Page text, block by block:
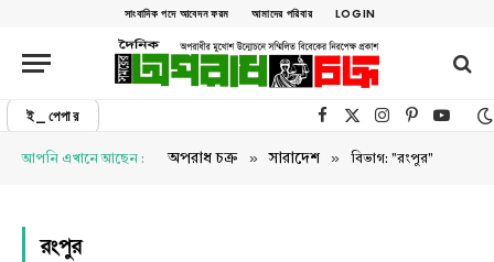
সাংবাদিক পদে আবেদন ফরম আমাদের পরিবার LOGIN
ই_পেপার Facebook
X (Twitter)Instagram
Pinterest
আপনি এখানে আছেন : অপরাধ চক্র » সারাদেশ » বিভাগ: "রংপুর"
রংপুর